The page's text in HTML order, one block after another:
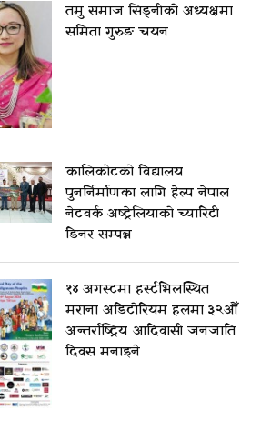
तमु समाज सिड्नीको अध्यक्षमा
समिता गुरुङ चयन
कालिकोटको विद्यालय
पुनर्निर्माणका लागि हेल्प नेपाल
नेटवर्क अष्ट्रेलियाको च्यारिटी
डिनर सम्पन्न
१४ अगस्टमा हर्स्टभिलस्थित
मराना अडिटोरियम हलमा ३२औँ
अन्तर्राष्ट्रिय आदिवासी जनजाति
दिवस मनाइने